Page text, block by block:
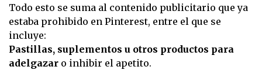
Todo esto se suma al contenido publicitario que ya
estaba prohibido en Pinterest, entre el que se
incluye:
Pastillas, suplementos u otros productos para
adelgazar o inhibir el apetito.